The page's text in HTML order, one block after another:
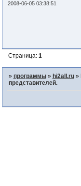
2008-06-05 03:38:51
Страница: 1
» программы » hi2all.ru »
представителей.